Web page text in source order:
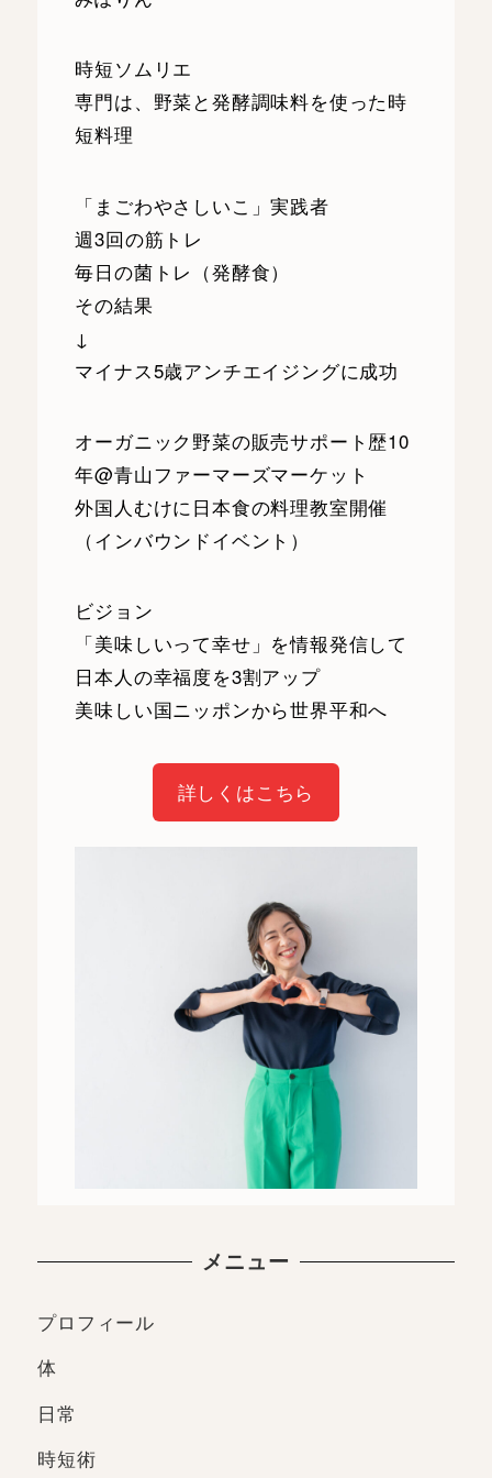
時短ソムリエ
専門は、野菜と発酵調味料を使った時
短料理
「まごわやさしいこ」実践者
週3回の筋トレ
毎日の菌トレ（発酵食）
その結果
↓
マイナス5歳アンチエイジングに成功
オーガニック野菜の販売サポート歴10
年@青山ファーマーズマーケット
外国人むけに日本食の料理教室開催
（インバウンドイベント）
ビジョン
「美味しいって幸せ」を情報発信して
日本人の幸福度を3割アップ
美味しい国ニッポンから世界平和へ
詳しくはこちら
メニュー
プロフィール
体
日常
時短術